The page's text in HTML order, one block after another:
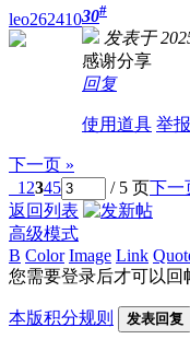
leo26241030#
发表于
感谢分享
回复
使用道具 举报
下一页 »
1 2345 / 5 页下一
返回列表
高级模式
B Color Image Link
您需要登录后才可以回
本版积分规则 发表回复